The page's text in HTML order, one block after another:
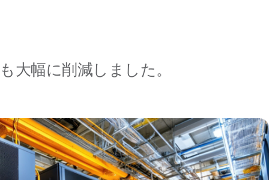
大幅に削減しました。